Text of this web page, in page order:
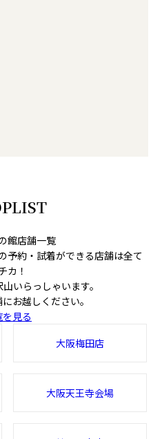
館店舗一覧
予約・試着ができる店舗は全て
カ！
いらっしゃいます。
お越しください。
を見る
大阪梅田店
大阪天王寺会場